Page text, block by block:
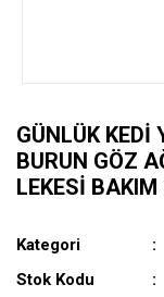
GÜNLÜK KEDI
BURUN GÖZ
LEKESI
Kategori
Stok Kodu